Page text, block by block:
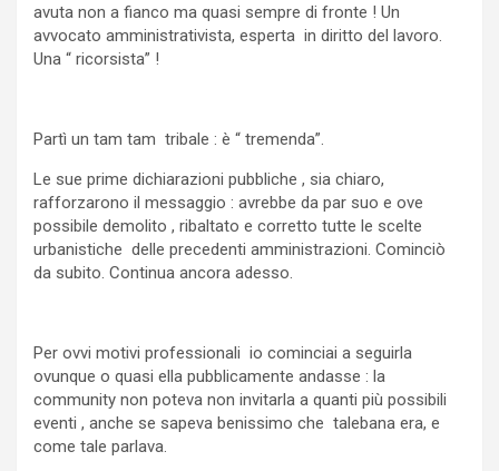
avuta non a fianco ma quasi sempre di fronte ! Un
avvocato amministrativista, esperta in diritto del lavoro.
Una “ ricorsista” !
Partì un tam tam tribale : è “ tremenda”.
Le sue prime dichiarazioni pubbliche , sia chiaro,
rafforzarono il messaggio : avrebbe da par suo e ove
possibile demolito , ribaltato e corretto tutte le scelte
urbanistiche delle precedenti amministrazioni. Cominciò
da subito. Continua ancora adesso.
Per ovvi motivi professionali io cominciai a seguirla
ovunque o quasi ella pubblicamente andasse : la
community non poteva non invitarla a quanti più possibili
eventi , anche se sapeva benissimo che talebana era, e
come tale parlava.